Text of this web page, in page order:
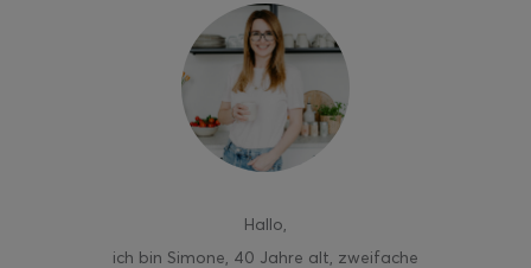
Hallo,
ich bin Simone, 40 Jahre alt, zweifache